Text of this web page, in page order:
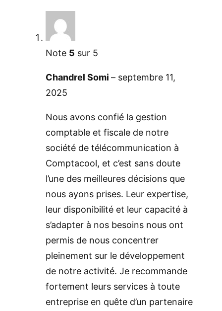
Note 5 sur 5
Chandrel Somi – septembre 11,
2025
Nous avons confié la gestion
comptable et fiscale de notre
société de télécommunication à
Comptacool, et c’est sans doute
l’une des meilleures décisions que
nous ayons prises. Leur expertise,
leur disponibilité et leur capacité à
s’adapter à nos besoins nous ont
permis de nous concentrer
pleinement sur le développement
de notre activité. Je recommande
fortement leurs services à toute
entreprise en quête d’un partenaire